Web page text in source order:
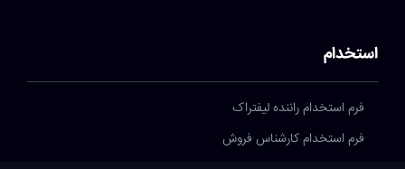
استخدام
فرم استخدام راننده لیفتراک
فرم استخدام کارشناس فروش